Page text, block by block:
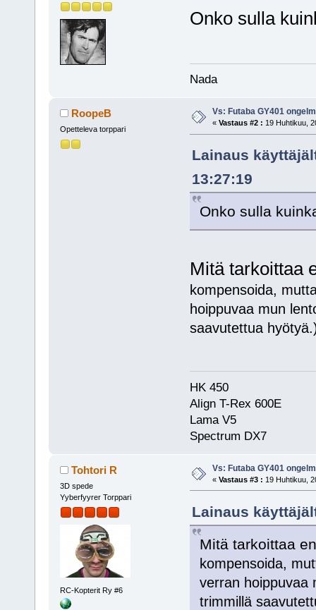
Onko sulla
Nada
RoopeB
Opetteleva torppari
Vs: Futaba GY401
« Vastaus #2 : 19 Huhtikuu,
Lainaus
13:27:19
Onko sulla
Mitä tarkoittaa
kompensoida,
hoippuvaa mun
saavutettua
HK 450
Align T-Rex 600E
Lama V5
Spectrum DX7
Tohtori R
3D spede
Yyberfyyrer Torppari
RC-Kopterit Ry #6
Vs: Futaba GY401
« Vastaus #3 : 19 Huhtikuu,
Lainaus
Mitä tarkoittaa
kompensoida,
verran hoippuvaa
trimmillä